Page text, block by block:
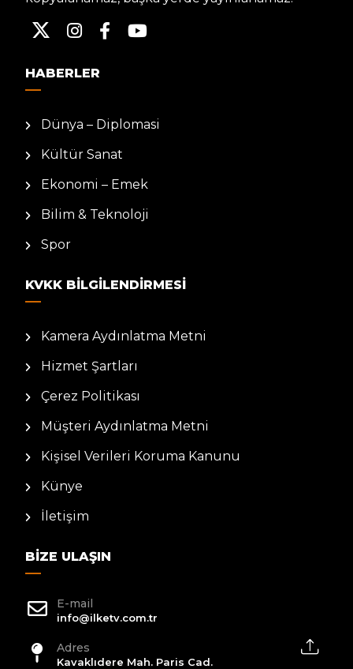
HABERLER
Dünya – Diplomasi
Kültür Sanat
Ekonomi – Emek
Bilim & Teknoloji
Spor
KVKK BILGILENDIRMESI
Kamera Aydınlatma Metni
Hizmet Şartları
Çerez Politikası
Müşteri Aydınlatma Metni
Kişisel Verileri Koruma Kanunu
Künye
İletişim
BIZE ULAŞIN
E-mail
info@ilketv.com.tr
Adres
Kavaklıdere Mah. Paris Cad.